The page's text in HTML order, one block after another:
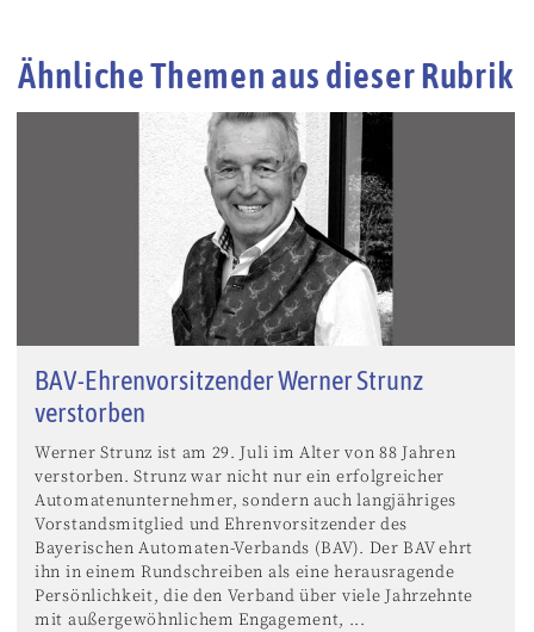
Ähnliche Themen aus dieser Rubrik
BAV-Ehrenvorsitzender Werner Strunz
verstorben
Werner Strunz ist am 29. Juli im Alter von 88 Jahren
verstorben. Strunz war nicht nur ein erfolgreicher
Automatenunternehmer, sondern auch langjähriges
Vorstandsmitglied und Ehrenvorsitzender des
Bayerischen Automaten-Verbands (BAV). Der BAV ehrt
ihn in einem Rundschreiben als eine herausragende
Persönlichkeit, die den Verband über viele Jahrzehnte
mit außergewöhnlichem Engagement, ...